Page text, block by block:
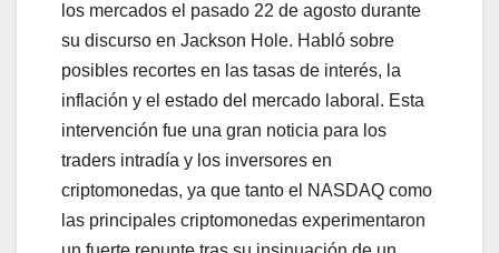
los mercados el pasado 22 de agosto durante
su discurso en Jackson Hole. Habló sobre
posibles recortes en las tasas de interés, la
inflación y el estado del mercado laboral. Esta
intervención fue una gran noticia para los
traders intradía y los inversores en
criptomonedas, ya que tanto el NASDAQ como
las principales criptomonedas experimentaron